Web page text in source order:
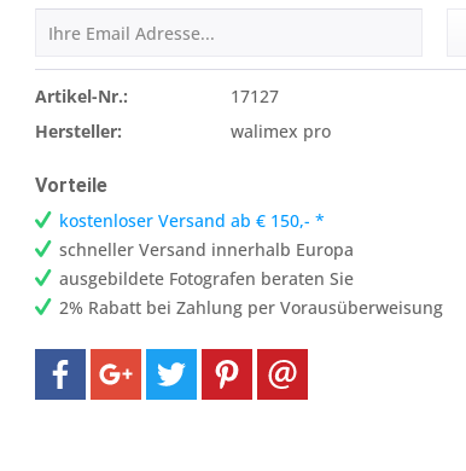
Artikel-Nr.:
17127
Hersteller:
walimex pro
Vorteile
kostenloser Versand ab € 150,- *
schneller Versand innerhalb Europa
ausgebildete Fotografen beraten Sie
2% Rabatt bei Zahlung per Vorausüberweisung